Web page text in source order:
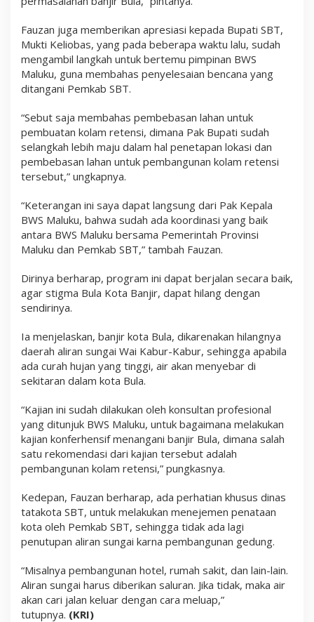
Fauzan juga memberikan apresiasi kepada Bupati SBT,
Mukti Keliobas, yang pada beberapa waktu lalu, sudah
mengambil langkah untuk bertemu pimpinan BWS
Maluku, guna membahas penyelesaian bencana yang
ditangani Pemkab SBT.
“Sebut saja membahas pembebasan lahan untuk
pembuatan kolam retensi, dimana Pak Bupati sudah
selangkah lebih maju dalam hal penetapan lokasi dan
pembebasan lahan untuk pembangunan kolam retensi
tersebut,” ungkapnya.
“Keterangan ini saya dapat langsung dari Pak Kepala
BWS Maluku, bahwa sudah ada koordinasi yang baik
antara BWS Maluku bersama Pemerintah Provinsi
Maluku dan Pemkab SBT,” tambah Fauzan.
Dirinya berharap, program ini dapat berjalan secara baik,
agar stigma Bula Kota Banjir, dapat hilang dengan
sendirinya.
Ia menjelaskan, banjir kota Bula, dikarenakan hilangnya
daerah aliran sungai Wai Kabur-Kabur, sehingga apabila
ada curah hujan yang tinggi, air akan menyebar di
sekitaran dalam kota Bula.
“Kajian ini sudah dilakukan oleh konsultan profesional
yang ditunjuk BWS Maluku, untuk bagaimana melakukan
kajian konferhensif menangani banjir Bula, dimana salah
satu rekomendasi dari kajian tersebut adalah
pembangunan kolam retensi,” pungkasnya.
Kedepan, Fauzan berharap, ada perhatian khusus dinas
tatakota SBT, untuk melakukan menejemen penataan
kota oleh Pemkab SBT, sehingga tidak ada lagi
penutupan aliran sungai karna pembangunan gedung.
“Misalnya pembangunan hotel, rumah sakit, dan lain-lain.
Aliran sungai harus diberikan saluran. Jika tidak, maka air
akan cari jalan keluar dengan cara meluap,”
tutupnya. (KRI)